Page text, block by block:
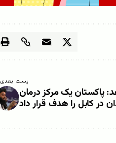
پست بعدی
پاکستان یک مرکز درمان
در کابل را هدف قرار داد